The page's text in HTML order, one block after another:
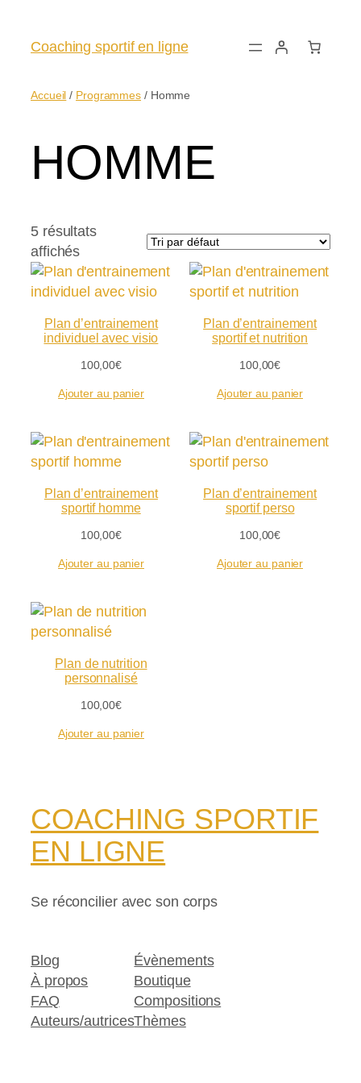
contenu
Coaching sportif en ligne
Accueil / Programmes / Homme
HOMME
5 résultats
affichés
Plan d’entrainement
individuel avec visio
100,00€
Ajouter au panier
Plan d’entrainement
sportif et nutrition
100,00€
Ajouter au panier
Plan d’entrainement
sportif homme
100,00€
Ajouter au panier
Plan d’entrainement
sportif perso
100,00€
Ajouter au panier
Plan de nutrition
personnalisé
100,00€
Ajouter au panier
COACHING SPORTIF
EN LIGNE
Se réconcilier avec son corps
Blog
À propos
FAQ
Auteurs/autrices
Évènements
Boutique
Compositions
Thèmes